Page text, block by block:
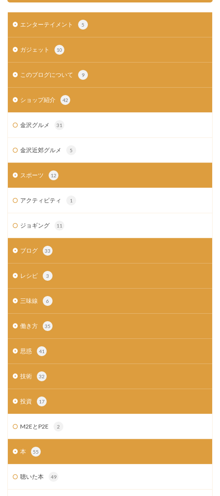
エンターテイメント 5
ガジェット 10
このブログについて 9
ショップ紹介 42
金沢グルメ 31
金沢近郊グルメ 5
スポーツ 12
アクティビティ 1
ジョギング 11
ブログ 33
レシピ 3
三味線 6
働き方 35
思惑 41
技術 32
投資 17
M2EとP2E 2
本 55
聴いた本 49